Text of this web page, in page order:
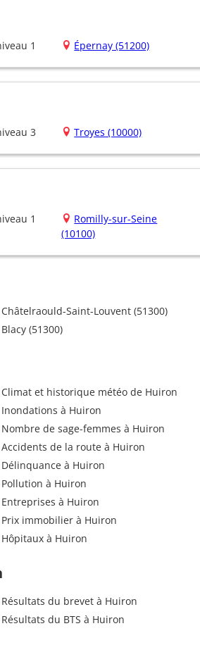
1 Épernay (51200)
3 Troyes (10000)
1
Romilly-sur-Seine
(10100)
Châtelraould-Saint-Louvent (51300)
Blacy (51300)
Climat et historique météo de Huiron
Inondations à Huiron
Nombre de sage-femmes à Huiron
Accidents de la route à Huiron
Délinquance à Huiron
Pollution à Huiron
Entreprises à Huiron
Prix immobilier à Huiron
Hôpitaux à Huiron
Résultats du brevet à Huiron
Résultats du BTS à Huiron